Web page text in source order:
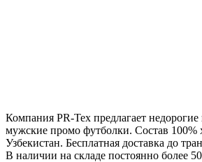
Компания PR-Tex предлагает недорогие
мужские промо футболки. Состав 100%
Узбекистан. Бесплатная доставка до
В наличии на складе постоянно более